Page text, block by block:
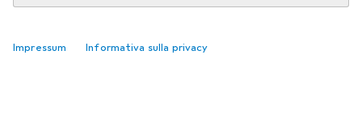
Impressum Informativa sulla privacy